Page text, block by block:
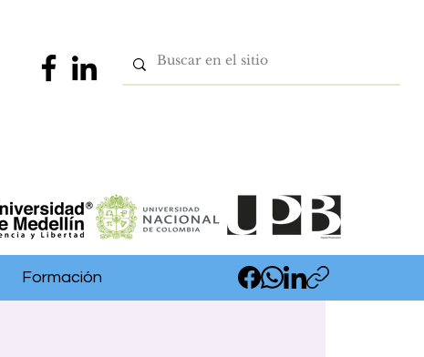
Formación